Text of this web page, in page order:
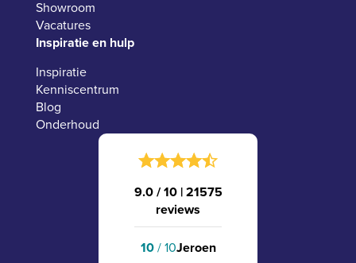
Showroom
Vacatures
Inspiratie en hulp
Inspiratie
Kenniscentrum
Blog
Onderhoud
9.0 / 10 |21575
reviews
10/ 10Jeroen